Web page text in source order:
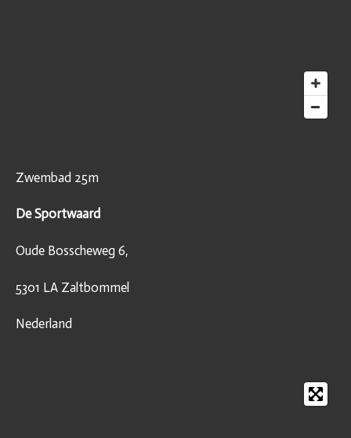
Zwembad 25m
De Sportwaard
Oude Bosscheweg 6,
5301 LA Zaltbommel
Nederland